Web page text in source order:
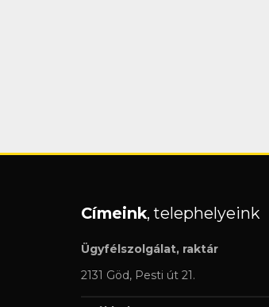
Címeink, telephelyeink
Ügyfélszolgálat, raktár
2131 Göd, Pesti út 21.